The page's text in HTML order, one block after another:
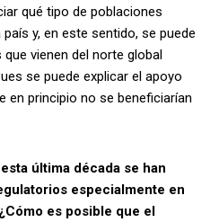
qué tipo de poblaciones
y, en este sentido, se puede
vienen del norte global
se puede explicar el apoyo
en principio no se beneficiarían
última década se han
especialmente en
es posible que el